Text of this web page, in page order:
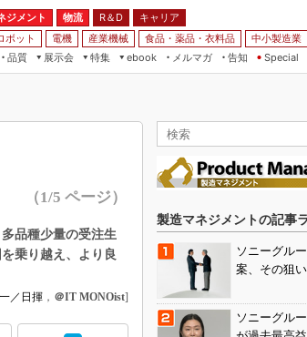
ジメント 物流 R＆D
キャリア
ボット 電機 産業機械 食品・薬品・衣料品
中小製造業
品質
展示会
特集
ebook
メルマガ
告知 Special
（1/5 ページ）
品種少量の受注生
乗り越え、より良
／日揮 ， ＠IT MONOist]
製造マネジメントの記事
ソニーグル
案、その狙
ソニーグル